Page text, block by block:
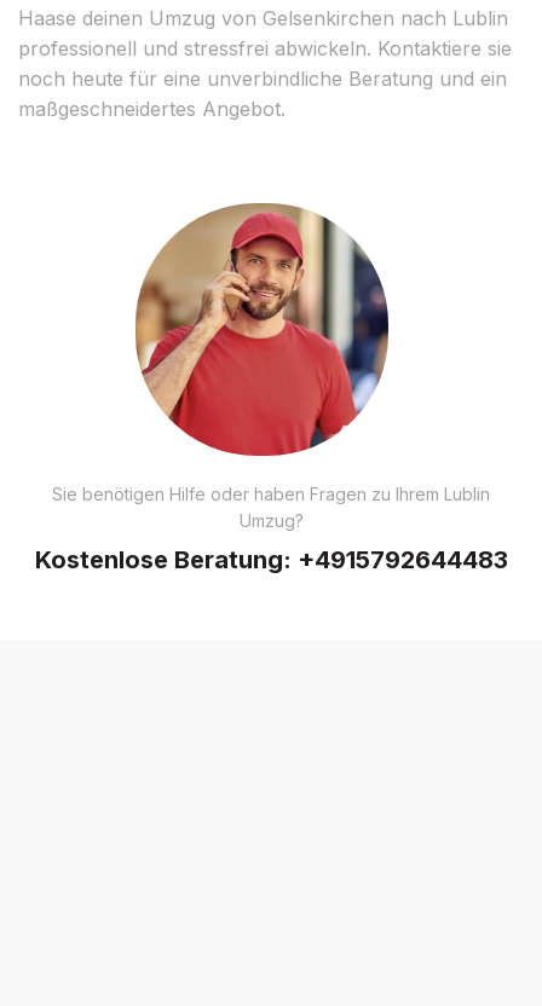
Haase deinen Umzug von Gelsenkirchen nach Lublin
professionell und stressfrei abwickeln. Kontaktiere sie
noch heute für eine unverbindliche Beratung und ein
maßgeschneidertes Angebot.
Sie benötigen Hilfe oder haben Fragen zu Ihrem Lublin
Umzug?
Kostenlose Beratung: +4915792644483